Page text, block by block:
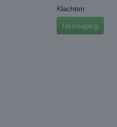
Klachten
Herroeping